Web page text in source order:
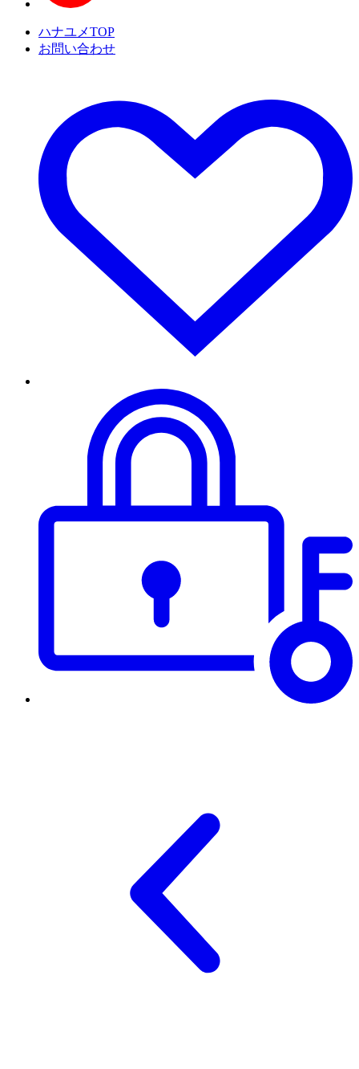
ハナユメTOP
お問い合わせ